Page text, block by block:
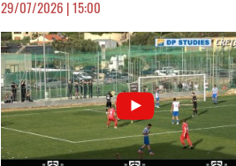
29/07/2026 | 15:00